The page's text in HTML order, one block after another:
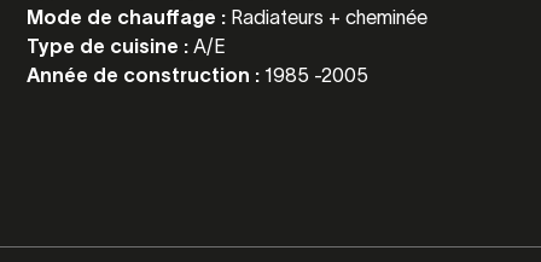
Mode de chauffage : Radiateurs + cheminée
Type de cuisine :A/E
Année de construction : 1985 -2005